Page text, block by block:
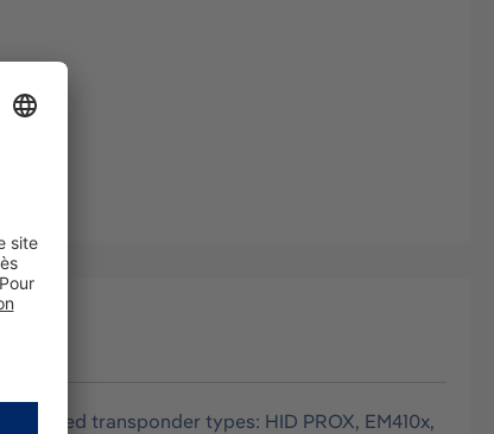
transponder types: HID PROX, EM410x,